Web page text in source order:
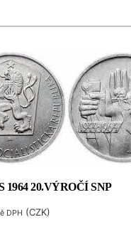
1964 20.VÝROČÍ SNP
DPH (CZK)